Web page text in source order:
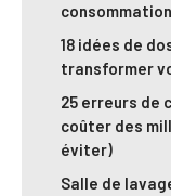
18 idées de
transformer
25 erreurs de
coûter des
éviter)
Salle de